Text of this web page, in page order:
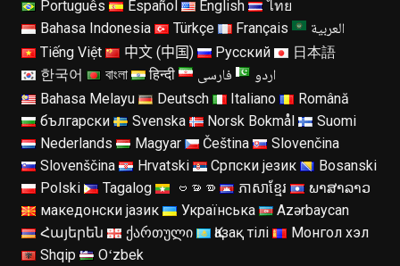
Português Español English
ไทย
Bahasa Indonesia
Türkçe Français العربية
Tiếng Việt 中文 (中国) Русский
日本語
한국어
বাংলা हिन्दी فارسی اردو
Bahasa Melayu Deutsch Italiano
Română
български
Svenska Norsk Bokmål
Suomi
Nederlands
Magyar Čeština
Slovenčina
Slovenščina
Hrvatski Српски језик
Bosanski
Polski
Tagalog ဗမာစာ ភាសាខ្មែរ
ພາສາລາວ
македонски јазик
Українська
Azərbaycan
Հայերեն
ქართული Қазақ тілі
Монгол хэл
Shqip
Oʻzbek